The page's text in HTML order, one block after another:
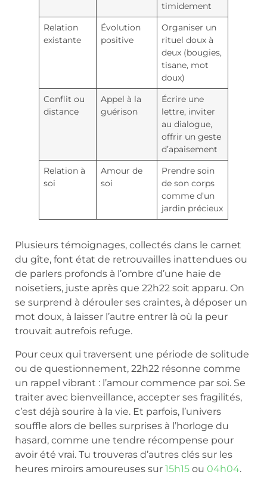
timidement
Relation
existante
Évolution
positive
Organiser un
rituel doux à
deux (bougies,
tisane, mot
doux)
Conflit ou
distance
Appel à la
guérison
Écrire une
lettre, inviter
au dialogue,
offrir un geste
d’apaisement
Relation à
soi
Amour de
soi
Prendre soin
de son corps
comme d’un
jardin précieux
Plusieurs témoignages, collectés dans le carnet
du gîte, font état de retrouvailles inattendues ou
de parlers profonds à l’ombre d’une haie de
noisetiers, juste après que 22h22 soit apparu. On
se surprend à dérouler ses craintes, à déposer un
mot doux, à laisser l’autre entrer là où la peur
trouvait autrefois refuge.
Pour ceux qui traversent une période de solitude
ou de questionnement, 22h22 résonne comme
un rappel vibrant : l’amour commence par soi. Se
traiter avec bienveillance, accepter ses fragilités,
c’est déjà sourire à la vie. Et parfois, l’univers
souffle alors de belles surprises à l’horloge du
hasard, comme une tendre récompense pour
avoir été vrai. Tu trouveras d’autres clés sur les
heures miroirs amoureuses sur 15h15 ou 04h04.